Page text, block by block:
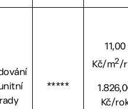
*****
11,00
Kč/m2/
Kč/